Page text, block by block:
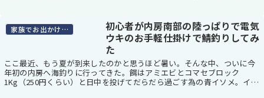
家族でお出かけスポット
初心者が内房南部の陸っぱりで電気
ウキのお手軽仕掛けで鯖釣りしてみ
た
ここ最近、もう夏が到来したのかと思うほど暑い。そんな中、ついに今
年初の内房へ海釣りに行ってきた。餌はアミエビとコマセブロック
1Kg（250円くらい）と日中を投げてだらだら過ごす為の青イソメ。イソ